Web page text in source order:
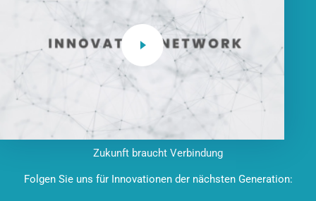
Zukunft braucht Verbindung
Folgen Sie uns für Innovationen der nächsten Generation: